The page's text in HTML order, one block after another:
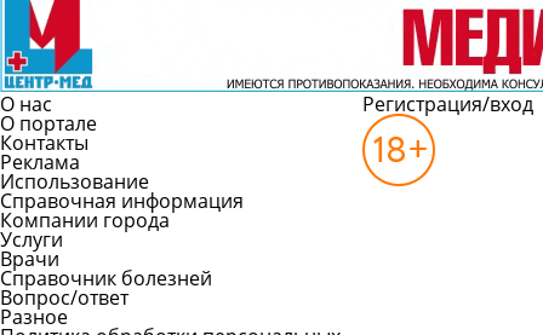
О нас
О портале
Контакты
Реклама
Использование
Справочная информация
Компании города
Услуги
Врачи
Справочник болезней
Вопрос/ответ
Разное
Регистрация/вход